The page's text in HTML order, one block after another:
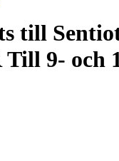
till
Till 9- och